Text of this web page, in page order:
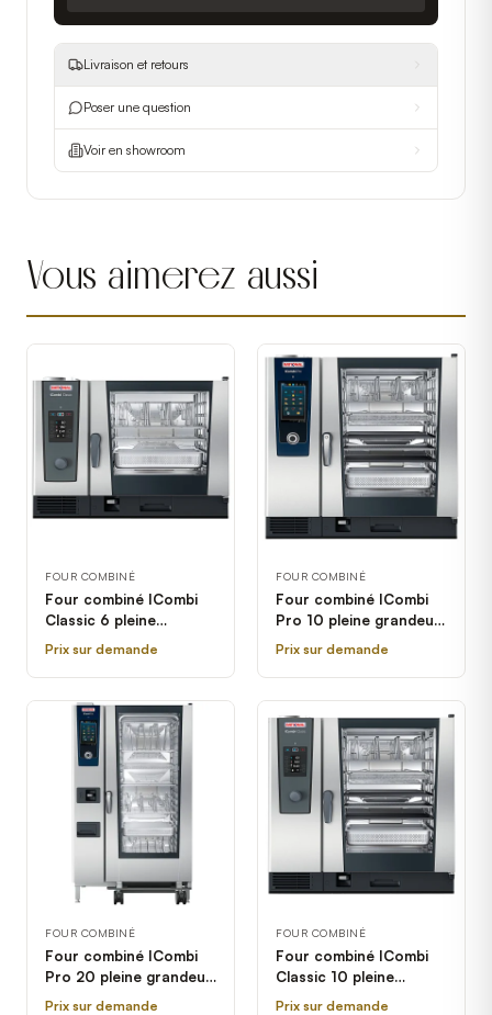
Livraison et retours
Poser une question
Voir en showroom
Vous aimerez aussi
FOUR COMBINÉ
Four combiné ICombi
Classic 6 pleine
grandeur électrique
Phases
Prix sur demande
FOUR COMBINÉ
Four combiné ICombi
Pro 10 pleine grandeur
électrique Rational -
Prix sur demande
FOUR COMBINÉ
Four combiné ICombi
Pro 20 pleine grandeur
gaz naturel Rational -
Prix sur demande
FOUR COMBINÉ
Four combiné ICombi
Classic 10 pleine
grandeur gaz propane
Prix sur demande